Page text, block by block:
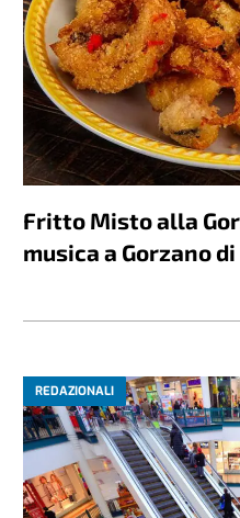
Fritto Misto alla
musica a Gorzano
REDAZIONALI